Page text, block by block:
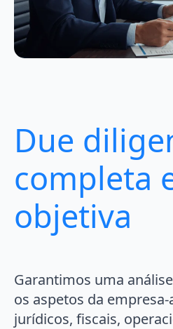
Due
completa
objetiva
Garantimos uma
os aspetos da
jurídicos, fiscais,